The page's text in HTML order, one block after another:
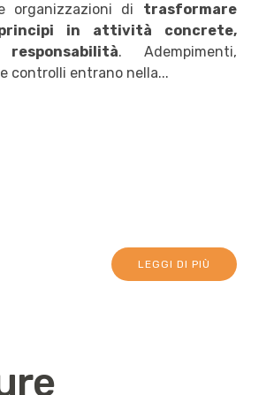
organizzazioni di trasformare
in attività concrete,
. Adempimenti,
controlli entrano nella...
LEGGI DI PIÙ